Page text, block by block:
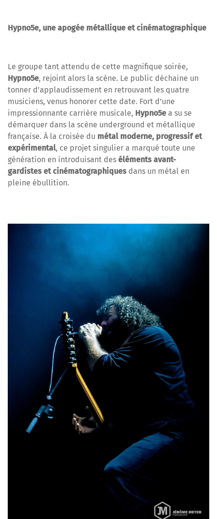
Hypno5e, une apogée métallique et cinématographique
Le groupe tant attendu de cette magnifique soirée,
Hypno5e, rejoint alors la scène. Le public déchaine un
tonner d’applaudissement en retrouvant les quatre
musiciens, venus honorer cette date. Fort d’une
impressionnante carrière musicale, Hypno5e a su se
démarquer dans la scène underground et métallique
française. À la croisée du métal moderne, progressif et
expérimental, ce projet singulier a marqué toute une
génération en introduisant des éléments avant-
gardistes et cinématographiques dans un métal en
pleine ébullition.